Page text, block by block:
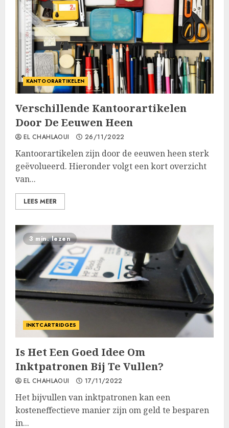
KANTOORARTIKELEN
Verschillende Kantoorartikelen
Door De Eeuwen Heen
EL CHAHLAOUI 26/11/2022
Kantoorartikelen zijn door de eeuwen heen sterk
geëvolueerd. Hieronder volgt een kort overzicht
van...
LEES MEER
3 min. lezen
INKTCARTRIDGES
Is Het Een Goed Idee Om
Inktpatronen Bij Te Vullen?
EL CHAHLAOUI 17/11/2022
Het bijvullen van inktpatronen kan een
kosteneffectieve manier zijn om geld te besparen
in...